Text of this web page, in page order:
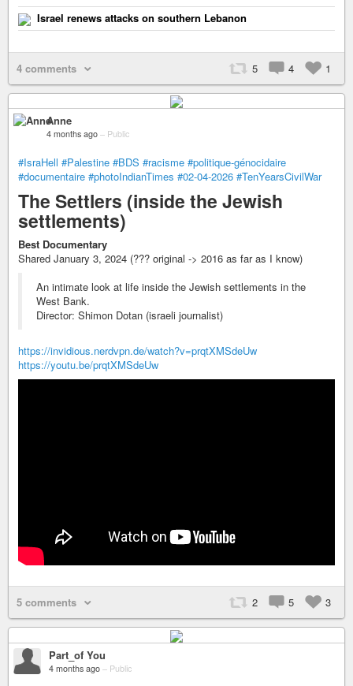
Israel renews attacks on southern Lebanon
4 comments 5 4 1
Anne
4 months ago – Public
#IsraHell #Palestine #BDS #racisme #politique-génocidaire
#documentaire #photoIndianTimes #02-04-2026 #TenYearsCivilWar
The Settlers (inside the Jewish
settlements)
Best Documentary
Shared January 3, 2024 (??? original -> 2016 as far as I know)
An intimate look at life inside the Jewish settlements in the
West Bank.
Director: Shimon Dotan (israeli journalist)
https://invidious.nerdvpn.de/watch?v=prqtXMSdeUw
https://youtu.be/prqtXMSdeUw
5 comments 2 5 3
Part_of You
4 months ago – Public